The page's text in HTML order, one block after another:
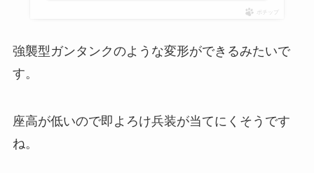
ポチップ
強襲型ガンタンクのような変形ができるみたいで
す。
座高が低いので即よろけ兵装が当てにくそうです
ね。